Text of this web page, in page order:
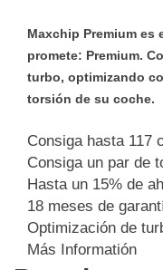
Maxchip Premium es
promete: Premium.
turbo, optimizando
torsión de su coche.
Consiga hasta 117
Consiga un par de
Hasta un 15% de
18 meses de
Optimización de
Más Informatión